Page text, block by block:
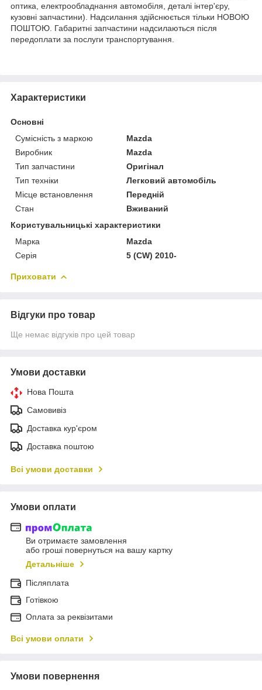
оптика, електрообладнання автомобіля, деталі інтер'єру,
кузовні запчастини). Надсилання здійснюється тільки НОВОЮ
ПОШТОЮ. Габаритні запчастини надсилаються після
передоплати за послуги транспортування.
Характеристики
Основні
Сумісність з маркою
Mazda
Виробник
Mazda
Тип запчастини
Оригінал
Тип техніки
Легковий автомобіль
Місце встановлення
Передній
Стан
Вживаний
Користувальницькі характеристики
Марка
Mazda
Серія
5 (CW) 2010-
Приховати
Відгуки про товар
Ще немає відгуків про цей товар
Умови доставки
Нова Пошта
Самовивіз
Доставка кур'єром
Доставка поштою
Всі умови доставки
Умови оплати
Ви отримаєте замовлення
або гроші повернуться на вашу картку
Детальніше
Післяплата
Готівкою
Оплата за реквізитами
Всі умови оплати
Умови повернення